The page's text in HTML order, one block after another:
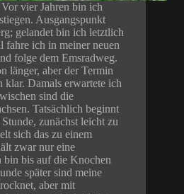
vier Jahren bin ich
Ausgangspunkt
gelandet bin ich letztlich
fahre ich in meiner neuen
folge dem Emsradweg.
länger, aber der Termin
klar. Damals erwartete ich
sind die
Tatsächlich beginnt
zunächst leicht zu
sich das zu einem
zwar nur eine
bin bis auf die Knochen
später sind meine
aber mit